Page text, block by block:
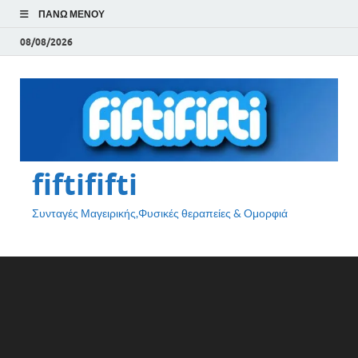
ΠΆΝΩ ΜΕΝΟΎ
08/08/2026
fiftififti
Συνταγές Μαγειρικής,Φυσικές θεραπείες & Ομορφιά